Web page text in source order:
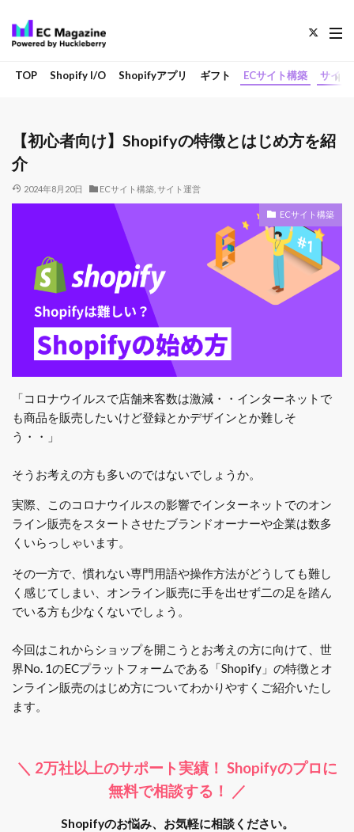
TOP Shopify I/O Shopifyアプリ ギフト ECサイト構築 サイト
【初心者向け】Shopifyの特徴とはじめ方を紹
介
2024年8月20日 ECサイト構築 サイト運営
ECサイト構築
「コロナウイルスで店舗来客数は激減・・インターネットで
も商品を販売したいけど登録とかデザインとか難しそ
う・・」
そうお考えの方も多いのではないでしょうか。
実際、このコロナウイルスの影響でインターネットでのオン
ライン販売をスタートさせたブランドオーナーや企業は数多
くいらっしゃいます。
その一方で、慣れない専門用語や操作方法がどうしても難し
く感じてしまい、オンライン販売に手を出せず二の足を踏ん
でいる方も少なくないでしょう。
今回はこれからショップを開こうとお考えの方に向けて、世
界No. 1のECプラットフォームである「Shopify」の特徴とオ
ンライン販売のはじめ方についてわかりやすくご紹介いたし
ます。
＼ 2万社以上のサポート実績！ Shopifyのプロに
無料で相談する！ ／
Shopifyのお悩み、お気軽に相談ください。